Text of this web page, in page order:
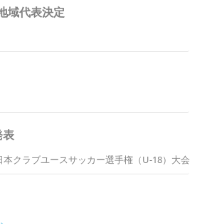
域代表決定
表
本クラブユースサッカー選手権（U-18）大会